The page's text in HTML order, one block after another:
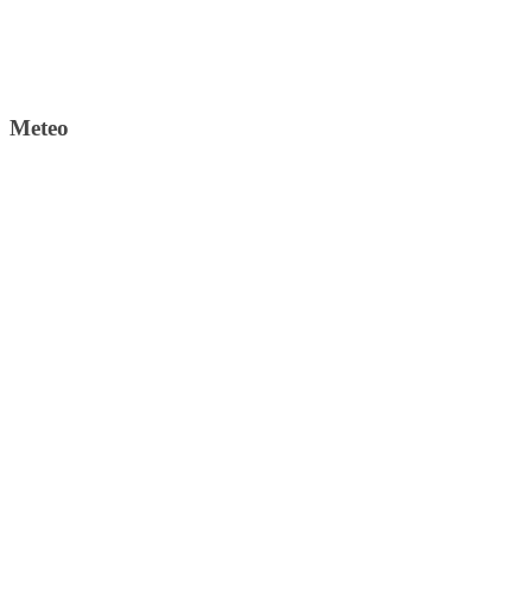
Meteo